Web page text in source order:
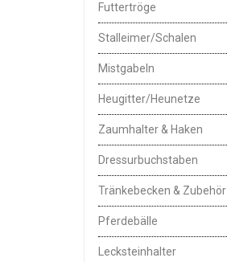
Futtertröge
Stalleimer/Schalen
Mistgabeln
Heugitter/Heunetze
Zaumhalter & Haken
Dressurbuchstaben
Tränkebecken & Zubehör
Pferdebälle
Lecksteinhalter